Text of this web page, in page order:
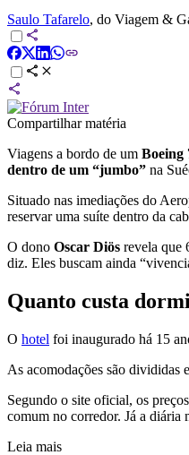
Saulo Tafarelo, do Viagem &
Compartilhar matéria
Viagens a bordo de um Boeing
dentro de um “jumbo” na
Situado nas imediações do
reservar uma suíte dentro da
O dono Oscar Diös revela que
diz. Eles buscam ainda
Quanto custa
O hotel foi inaugurado há 15
As acomodações são divididas
Segundo o site oficial, os
comum no corredor. Já a diária
Leia mais